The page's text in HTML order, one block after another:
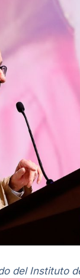
del Instituto